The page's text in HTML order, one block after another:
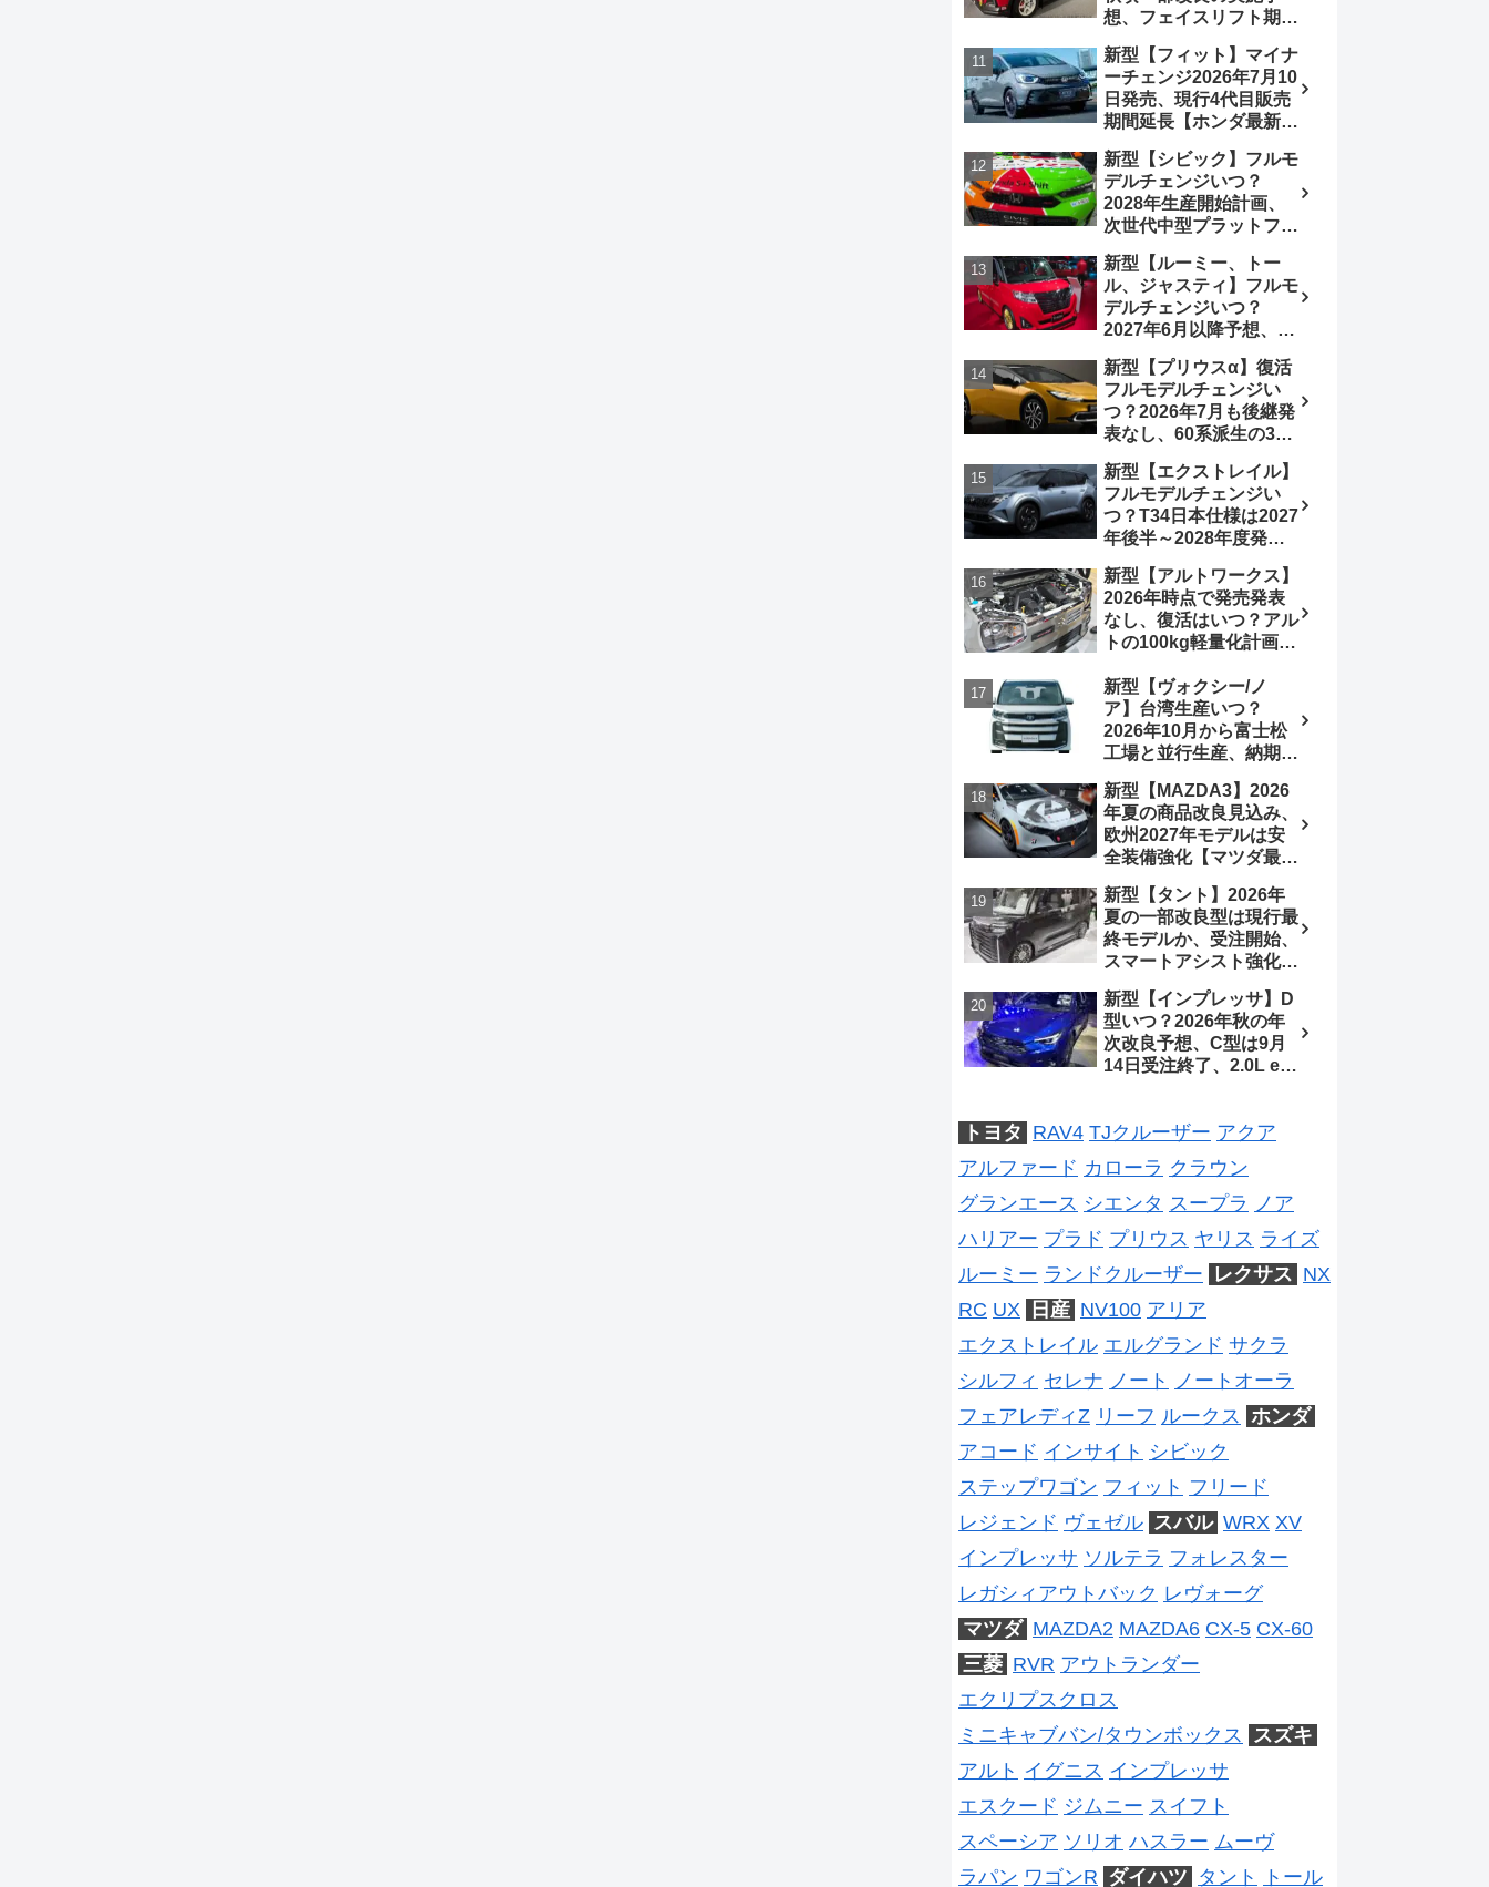
み、消費税込価格559万
9000円から
想、フェイスリフト期
2～3ヵ月に短縮【ダイハ
ツ最新情報】前回改良は
2024年11月5日、価格
180.07～244.2万円、値
上げ約8～10万円、法規
対応、ハイブリッド
4WD追加まだ、フルモ
デルチェンジはトヨタが
介入か
新型【フィット】マイナ
ーチェンジ2026年7月10
日発売、現行4代目販売
期間延長【ホンダ最新情
いつ？フルモデルチェン
ジは2029年頃まで遅れ
る予想
新型【シビック】フルモ
デルチェンジいつ？
2028年生産開始計画、
次世代中型プラットフォ
搭載予想【ホンダ最新情
報】Honda S+ Shiftは現
行e:HEV RS 消費税込
4,659,600円で先行導入
新型【ルーミー、トー
ル、ジャスティ】フルモ
デルチェンジいつ？
2027年6月以降予想、ビ
う無い？【トヨタ最新情
報】1.2Lハイブリッド追
加は次期型に期待
新型【プリウスα】復活
フルモデルチェンジい
つ？2026年7月も後継発
表なし、60系派生の3列
発売される可能性は【ト
ヨタ最新情報デザイン予
想画像】スライドドア装
備の要望も
新型【エクストレイル】
フルモデルチェンジい
つ？T34日本仕様は2027
年後半～2028年度発売
米ローグe-POWERは
2026年後半投入へ
新型【アルトワークス】
2026年時点で発売発表
なし、復活はいつ？アル
トの100kg軽量化計画は
処、5MTターボとアルト
スピリットに期待【スズ
キ最新情報】
新型【ヴォクシー/ノ
ア】台湾生産いつ？
2026年10月から富士松
工場と並行生産、納期短
2026年5月6日マイナー
チェンジ、価格 NOAH
326万1500円、VOXY
375万1000円、特別仕様
車 WxBと煌の追加に期
待、S-Zに12.3インチメ
ーター
新型【MAZDA3】2026
年夏の商品改良見込み、
欧州2027年モデルは安
全装備強化【マツダ最新
ジは2028年以降予想
新型【タント】2026年
夏の一部改良型は現行最
終モデルか、受注開始、
スマートアシスト強化と
フルモデルチェンジ予想
【ダイハツ最新情報】
新型【インプレッサ】D
型いつ？2026年秋の年
次改良予想、C型は9月
14日受注終了、2.0L e-
予想【スバル最新情報】
トヨタ RAV4 TJクルーザー アクア
アルファード カローラ クラウン
グランエース シエンタ スープラ
ノア
ハリアー プラド プリウス ヤリス ライズ
ルーミー ランドクルーザー レクサス NX
RC UX 日産 NV100 アリア
エクストレイル エルグランド サクラ
シルフィ セレナ ノート
ノートオーラ
フェアレディZ リーフ ルークス ホンダ
アコード インサイト シビック
ステップワゴン フィット フリード
レジェンド ヴェゼル スバル WRX XV
インプレッサ ソルテラ フォレスター
レガシィアウトバック レヴォーグ
マツダ MAZDA2 MAZDA6 CX-5 CX-60
三菱 RVR アウトランダー
エクリプスクロス
ミニキャブバン/タウンボックス
スズキ
アルト イグニス インプレッサ
エスクード ジムニー スイフト
スペーシア ソリオ ハスラー ムーヴ
ラパン ワゴンR ダイハツ タント トール